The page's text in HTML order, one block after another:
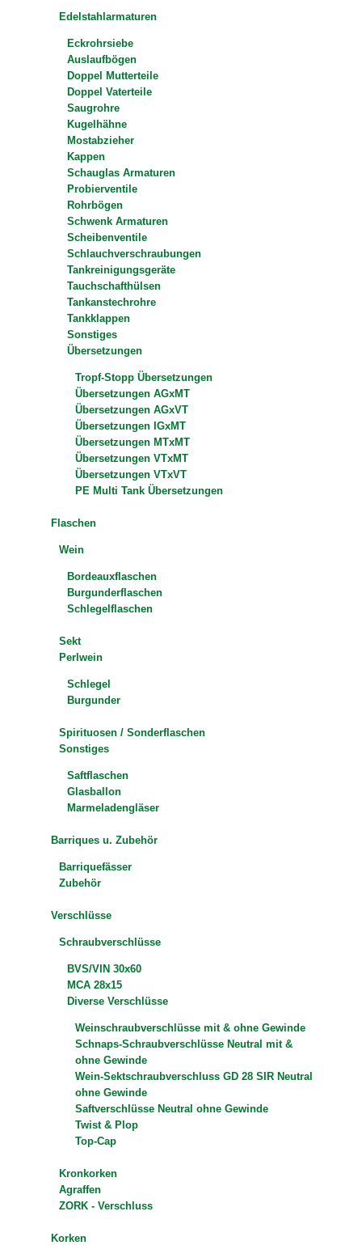
Edelstahlarmaturen
Eckrohrsiebe
Auslaufbögen
Doppel Mutterteile
Doppel Vaterteile
Saugrohre
Kugelhähne
Mostabzieher
Kappen
Schauglas Armaturen
Probierventile
Rohrbögen
Schwenk Armaturen
Scheibenventile
Schlauchverschraubungen
Tankreinigungsgeräte
Tauchschafthülsen
Tankanstechrohre
Tankklappen
Sonstiges
Übersetzungen
Tropf-Stopp Übersetzungen
Übersetzungen AGxMT
Übersetzungen AGxVT
Übersetzungen IGxMT
Übersetzungen MTxMT
Übersetzungen VTxMT
Übersetzungen VTxVT
PE Multi Tank Übersetzungen
Flaschen
Wein
Bordeauxflaschen
Burgunderflaschen
Schlegelflaschen
Sekt
Perlwein
Schlegel
Burgunder
Spirituosen / Sonderflaschen
Sonstiges
Saftflaschen
Glasballon
Marmeladengläser
Barriques u. Zubehör
Barriquefässer
Zubehör
Verschlüsse
Schraubverschlüsse
BVS/VIN 30x60
MCA 28x15
Diverse Verschlüsse
Weinschraubverschlüsse mit & ohne Gewinde
Schnaps-Schraubverschlüsse Neutral mit &
ohne Gewinde
Wein-Sektschraubverschluss GD 28 SIR Neutral
ohne Gewinde
Saftverschlüsse Neutral ohne Gewinde
Twist & Plop
Top-Cap
Kronkorken
Agraffen
ZORK - Verschluss
Korken